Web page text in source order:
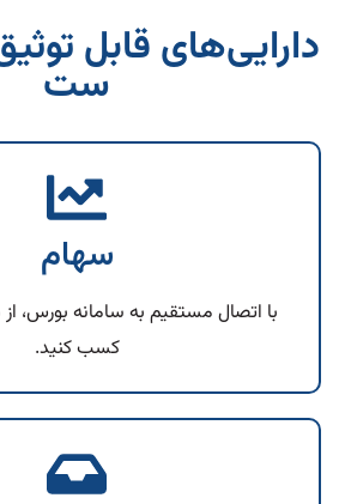
دارایی‌های قابل
ست
سهام
با اتصال مستقیم به سامانه بورس، از
کسب کنید.